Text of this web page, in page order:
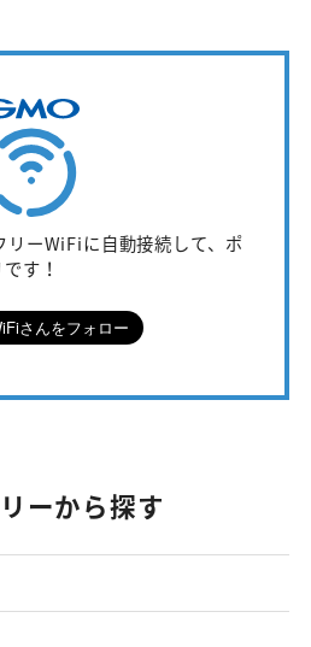
ーWiFiに自動接続して、ポ
す！
ーから探す